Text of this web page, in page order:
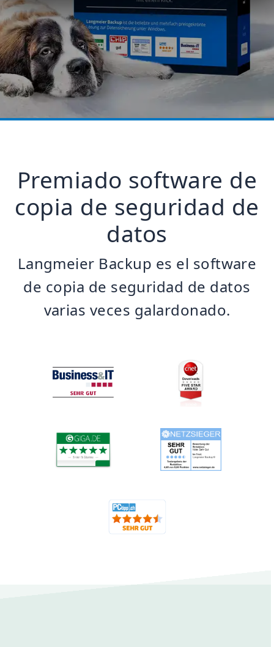
Premiado software de
copia de seguridad de
datos
Langmeier Backup es el software
de copia de seguridad de datos
varias veces galardonado.